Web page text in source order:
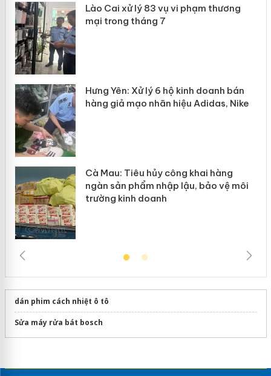
Lào Cai xử lý 83 vụ vi phạm thương
mại trong tháng 7
Hưng Yên: Xử lý 6 hộ kinh doanh bán
hàng giả mạo nhãn hiệu Adidas, Nike
Cà Mau: Tiêu hủy công khai hàng
ngàn sản phẩm nhập lậu, bảo vệ môi
trường kinh doanh
dán phim cách nhiệt ô tô
Sửa máy rửa bát bosch